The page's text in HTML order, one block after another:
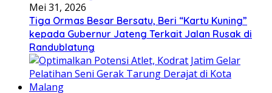
Mei 31, 2026
Tiga Ormas Besar Bersatu, Beri “Kartu Kuning”
kepada Gubernur Jateng Terkait Jalan Rusak di
Randublatung